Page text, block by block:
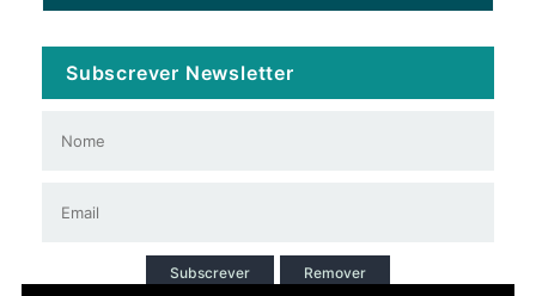
Subscrever Newsletter
Subscrever
Remover